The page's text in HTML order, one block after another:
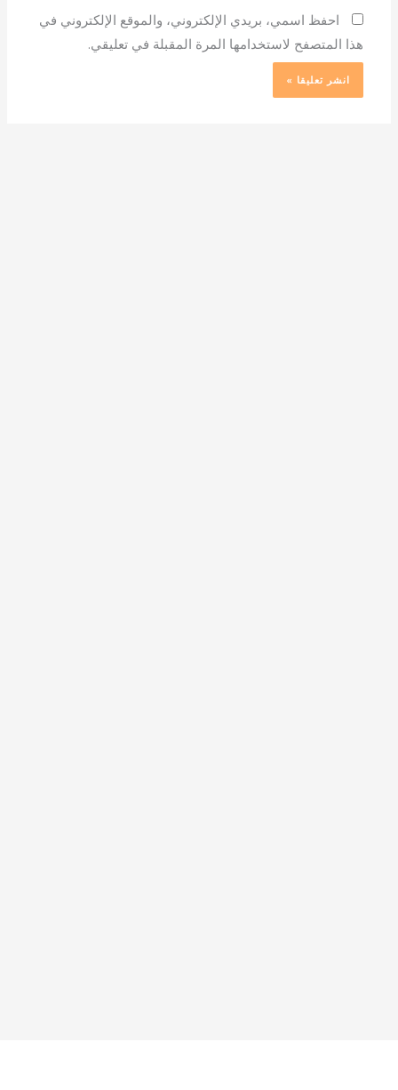
احفظ اسمي، بريدي الإلكتروني، والموقع الإلكتروني في
هذا المتصفح لاستخدامها المرة المقبلة في تعليقي.